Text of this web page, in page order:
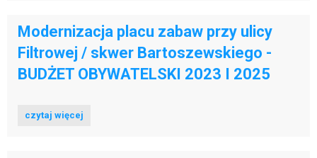
Modernizacja placu zabaw przy ulicy
Filtrowej / skwer Bartoszewskiego -
BUDŻET OBYWATELSKI 2023 I 2025
czytaj więcej